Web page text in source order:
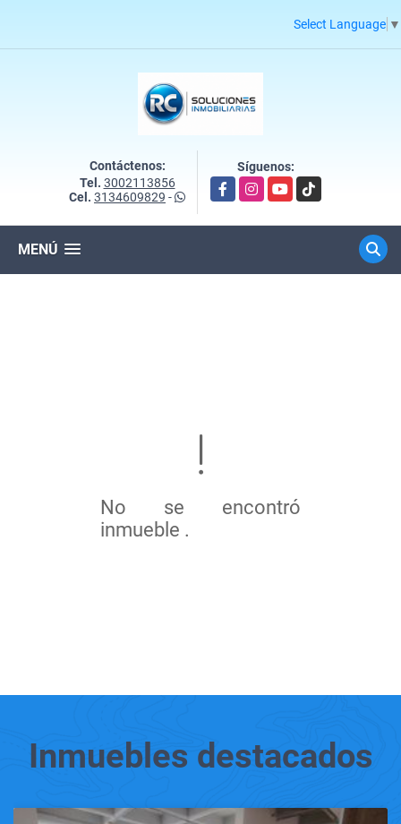
Select Language ▼
Contáctenos:
Tel. 3002113856
Cel. 3134609829 -
Síguenos:
FacebookInstagramYouTubeTikTok
MENÚ
No se encontró
inmueble .
Inmuebles destacados